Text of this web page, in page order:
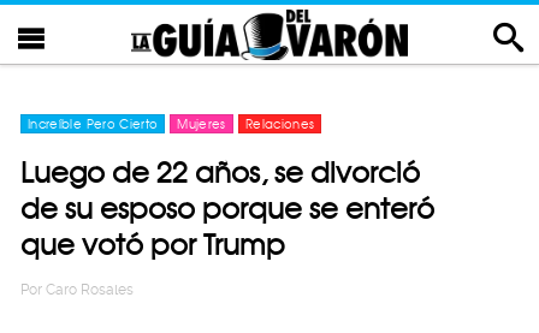
Increíble Pero Cierto Mujeres Relaciones
Luego de 22 años, se divorció
de su esposo porque se enteró
que votó por Trump
Por Caro Rosales